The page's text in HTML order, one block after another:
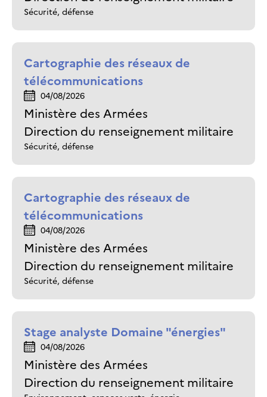
Sécurité, défense
Cartographie des réseaux de
télécommunications
04/08/2026
Ministère des Armées
Direction du renseignement militaire
Sécurité, défense
Cartographie des réseaux de
télécommunications
04/08/2026
Ministère des Armées
Direction du renseignement militaire
Sécurité, défense
Stage analyste Domaine "énergies"
04/08/2026
Ministère des Armées
Direction du renseignement militaire